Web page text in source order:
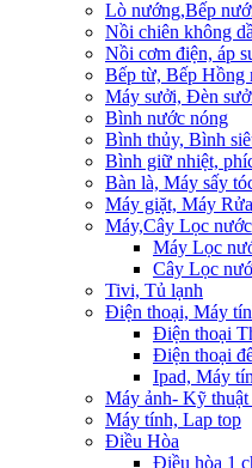
Lò nướng,Bếp
Nồi chiên không
Nồi cơm điện, áp
Bếp từ, Bếp Hồng
Máy sưởi, Đèn
Bình nước nóng
Bình thủy, Bình
Bình giữ nhiệt,
Bàn là, Máy sấy
Máy giặt, Máy
Máy,Cây Lọc nước
Máy Lọc
Cây Lọc
Tivi, Tủ lạnh
Điện thoại, Máy
Điện thoại
Điện thoại
Ipad, Máy
Máy ảnh- Kỹ thuật
Máy tính, Lap top
Điều Hòa
Điều hòa 1